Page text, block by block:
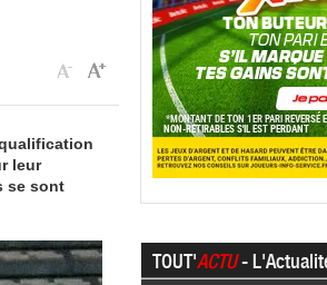
leur
se sont
TOUT'ACTU-